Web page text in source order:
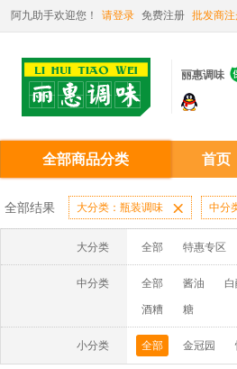
阿九助手欢迎您！ 请登录 免费注册 批发商
丽惠调味
全部商品分类 首页
全部结果 大分类：瓶装调味  中分
大分类 全部 特惠专区
中分类 全部 酱油
酒糟 糖
小分类 全部 金冠园